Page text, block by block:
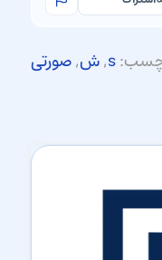
s
,ش,صورتی